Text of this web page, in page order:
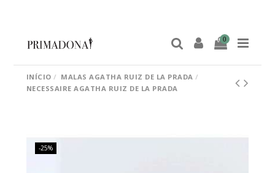
0
INÍCIO
MALAS AGATHA RUIZ DE LA PRADA
NECESSAIRE AGATHA RUIZ DE LA PRADA
-25%